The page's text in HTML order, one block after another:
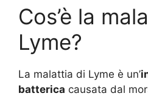
Cos’è la
Lyme?
La malattia di Lyme è un’
batterica causata dal